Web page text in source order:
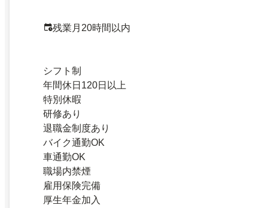
残業月20時間以内
シフト制
年間休日120日以上
特別休暇
研修あり
退職金制度あり
バイク通勤OK
車通勤OK
職場内禁煙
雇用保険完備
厚生年金加入